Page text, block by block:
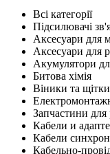
Всі категорії
Підсилювачі
Аксесуари для
Аксесуари для
Акумулятори
Битова хімія
Віники та щітки
Запчастини для
Кабели и
Кабели
Кабельно-